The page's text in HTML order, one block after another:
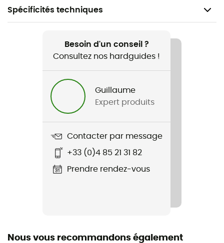
Spécificités techniques
Homme / Femme
Nom du produit
Besoin d'un conseil ?
Consultez nos hardguides !
Guillaume
Expert produits
Contacter par message
+33 (0)4 85 21 31 82
Prendre rendez-vous
Nous vous recommandons également